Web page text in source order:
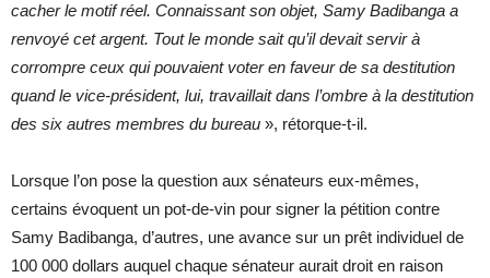
cacher le motif réel. Connaissant son objet, Samy Badibanga a
renvoyé cet argent. Tout le monde sait qu’il devait servir à
corrompre ceux qui pouvaient voter en faveur de sa destitution
quand le vice-président, lui, travaillait dans l’ombre à la destitution
des six autres membres du bureau », rétorque-t-il.
Lorsque l’on pose la question aux sénateurs eux-mêmes,
certains évoquent un pot-de-vin pour signer la pétition contre
Samy Badibanga, d’autres, une avance sur un prêt individuel de
100 000 dollars auquel chaque sénateur aurait droit en raison